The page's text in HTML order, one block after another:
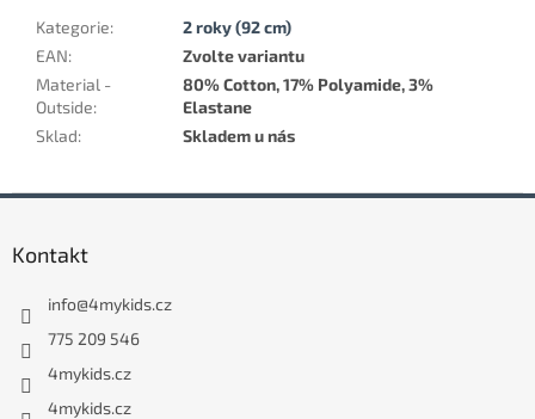
Kategorie:
2 roky (92 cm)
EAN:
Zvolte variantu
Material -
Outside:
80% Cotton, 17% Polyamide, 3%
Elastane
Sklad: Skladem u nás
Kontakt
info@4mykids.cz
775 209 546
4mykids.cz
4mykids.cz